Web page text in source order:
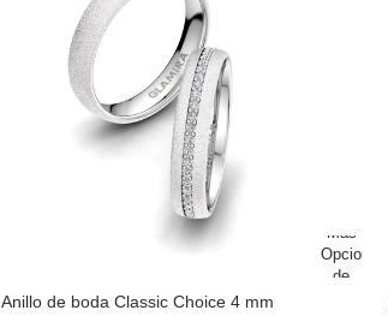
Anillo de boda Classic Choice 4 mm